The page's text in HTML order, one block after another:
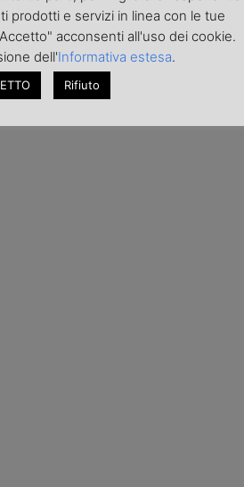
prodotti e servizi in linea con le tue
acconsenti all'uso dei cookie.
dell'Informativa estesa.
Rifiuto